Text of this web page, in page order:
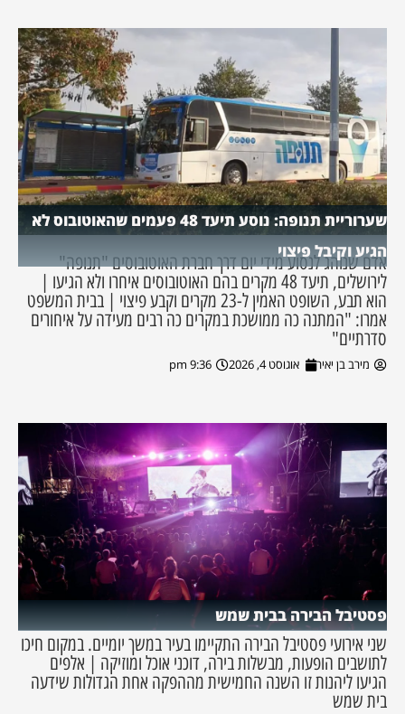
שערוריית תנופה: נוסע תיעד 48 פעמים שהאוטובוס לא
הגיע וקיבל פיצוי
אדם שנוהג לנסוע מידי יום דרך חברת האוטובוסים "תנופה"
לירושלים, תיעד 48 מקרים בהם האוטובוסים איחרו ולא הגיעו |
הוא תבע, השופט האמין ל-23 מקרים וקבע פיצוי | בבית המשפט
אמרו: "המתנה כה ממושכת במקרים כה רבים מעידה על איחורים
סדרתיים"
מירב בן יאיר אוגוסט 4, 2026 9:36 pm
פסטיבל הבירה בבית שמש
שני אירועי פסטיבל הבירה התקיימו בעיר במשך יומיים. במקום חיכו
לתושבים הופעות, מבשלות בירה, דוכני אוכל ומוזיקה | אלפים
הגיעו ליהנות זו השנה החמישית מההפקה אחת הגדולות שידעה
בית שמש